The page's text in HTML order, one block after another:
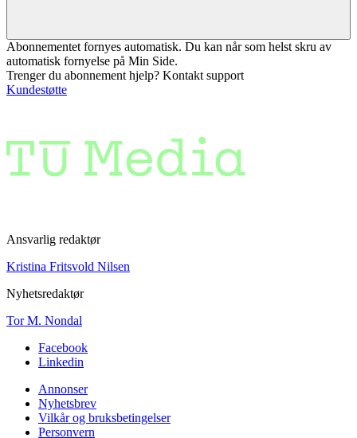
Abonnementet fornyes automatisk. Du kan når som helst skru av
automatisk fornyelse på Min Side.
Trenger du abonnement hjelp? Kontakt support
Kundestøtte
Ansvarlig redaktør
Kristina Fritsvold Nilsen
Nyhetsredaktør
Tor M. Nondal
Facebook
Linkedin
Annonser
Nyhetsbrev
Vilkår og bruksbetingelser
Personvern